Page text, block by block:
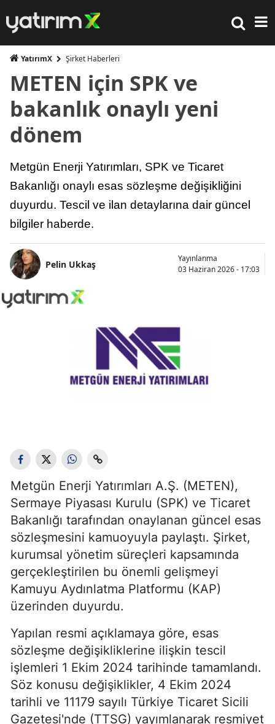
YatırımX Şirket Haberleri
METEN için SPK ve
bakanlık onaylı yeni
dönem
Metgün Enerji Yatırımları, SPK ve Ticaret
Bakanlığı onaylı esas sözleşme değişikliğini
duyurdu. Tescil ve ilan detaylarına dair güncel
bilgiler haberde.
Pelin Ukkaş
Yayınlanma
03 Haziran 2026 - 17:03
Metgün Enerji Yatırımları A.Ş. (METEN),
Sermaye Piyasası Kurulu (SPK) ve Ticaret
Bakanlığı tarafından onaylanan güncel esas
sözleşmesini kamuoyuyla paylaştı. Şirket,
kurumsal yönetim süreçleri kapsamında
gerçekleştirilen bu önemli gelişmeyi
Kamuyu Aydınlatma Platformu (KAP)
üzerinden duyurdu.
Yapılan resmi açıklamaya göre, esas
sözleşme değişikliklerine ilişkin tescil
işlemleri 1 Ekim 2024 tarihinde tamamlandı.
Söz konusu değişiklikler, 4 Ekim 2024
tarihli ve 11179 sayılı Türkiye Ticaret Sicili
Gazetesi'nde (TTSG) yayımlanarak resmiyet